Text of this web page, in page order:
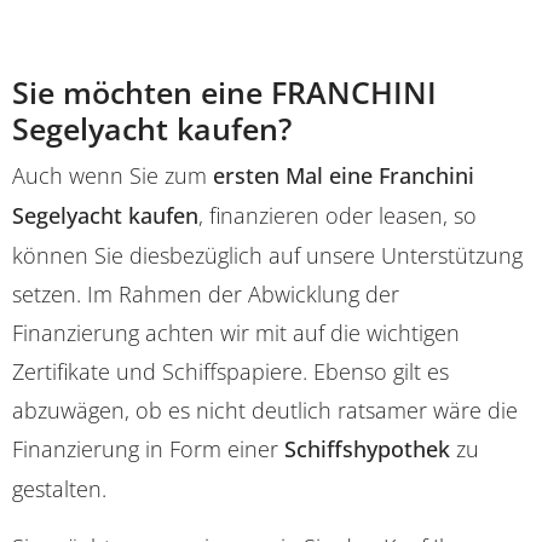
Sie möchten eine FRANCHINI
Segelyacht kaufen?
Auch wenn Sie zum ersten Mal eine Franchini
Segelyacht kaufen, finanzieren oder leasen, so
können Sie diesbezüglich auf unsere Unterstützung
setzen. Im Rahmen der Abwicklung der
Finanzierung achten wir mit auf die wichtigen
Zertifikate und Schiffspapiere. Ebenso gilt es
abzuwägen, ob es nicht deutlich ratsamer wäre die
Finanzierung in Form einer Schiffshypothek zu
gestalten.